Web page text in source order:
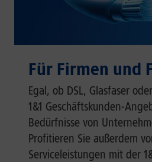
Für Firmen und
Egal, ob DSL, Glasfaser
1&1 Geschäftskunden-
Bedürfnisse von
Profitieren Sie außerdem
Serviceleistungen mit der